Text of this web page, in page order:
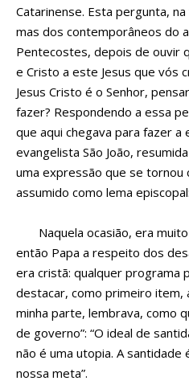
Catarinense. Esta pergunta,
mas dos contemporâneos do
Pentecostes, depois de ouvir
e Cristo a este Jesus que vós
Jesus Cristo é o Senhor,
fazer? Respondendo a essa
que aqui chegava para fazer
evangelista São João,
uma expressão que se tornou
assumido como lema
Naquela ocasião, era
então Papa a respeito dos
era cristã: qualquer programa
destacar, como primeiro item,
minha parte, lembrava, como
de governo”: “O ideal de
não é uma utopia. A santidade
nossa meta”.